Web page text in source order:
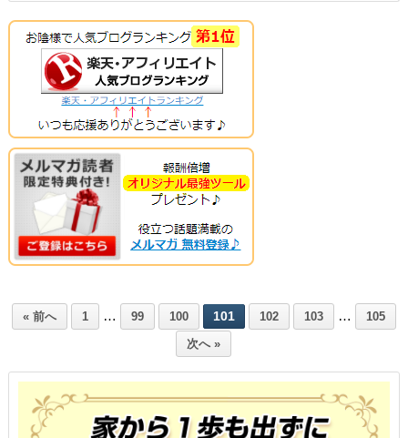
« 前へ 1 … 99 100 101 102 103 … 105
次へ »